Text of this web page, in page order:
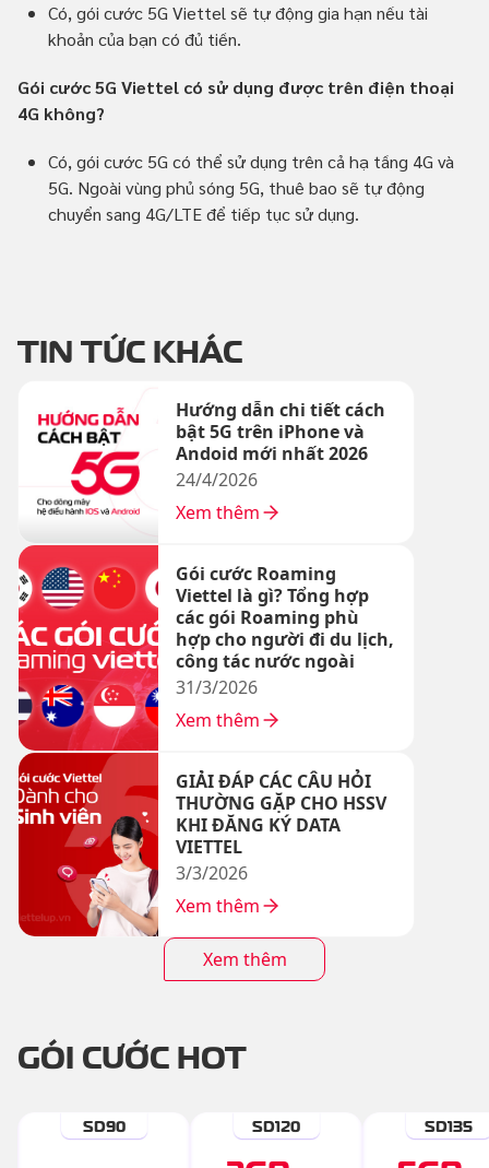
Có, gói cước 5G Viettel sẽ tự động gia hạn nếu tài
khoản của bạn có đủ tiền.
Gói cước 5G Viettel có sử dụng được trên điện thoại
4G không?
Có, gói cước 5G có thể sử dụng trên cả hạ tầng 4G và
5G. Ngoài vùng phủ sóng 5G, thuê bao sẽ tự động
chuyển sang 4G/LTE để tiếp tục sử dụng.
TIN TỨC KHÁC
Hướng dẫn chi tiết cách
bật 5G trên iPhone và
Andoid mới nhất 2026
24/4/2026
Xem thêm
Gói cước Roaming
Viettel là gì? Tổng hợp
các gói Roaming phù
hợp cho người đi du lịch,
công tác nước ngoài
31/3/2026
Xem thêm
GIẢI ĐÁP CÁC CÂU HỎI
THƯỜNG GẶP CHO HSSV
KHI ĐĂNG KÝ DATA
VIETTEL
3/3/2026
Xem thêm
Xem thêm
GÓI CƯỚC HOT
SD90 SD120 SD135